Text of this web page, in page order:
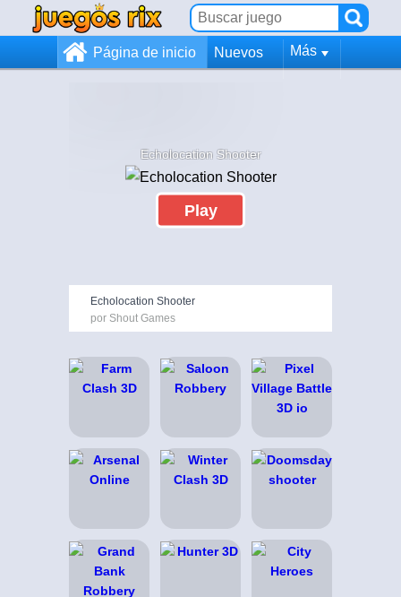
Página de inicio Nuevos Más
Echolocation Shooter
Play
Echolocation Shooter
por Shout Games